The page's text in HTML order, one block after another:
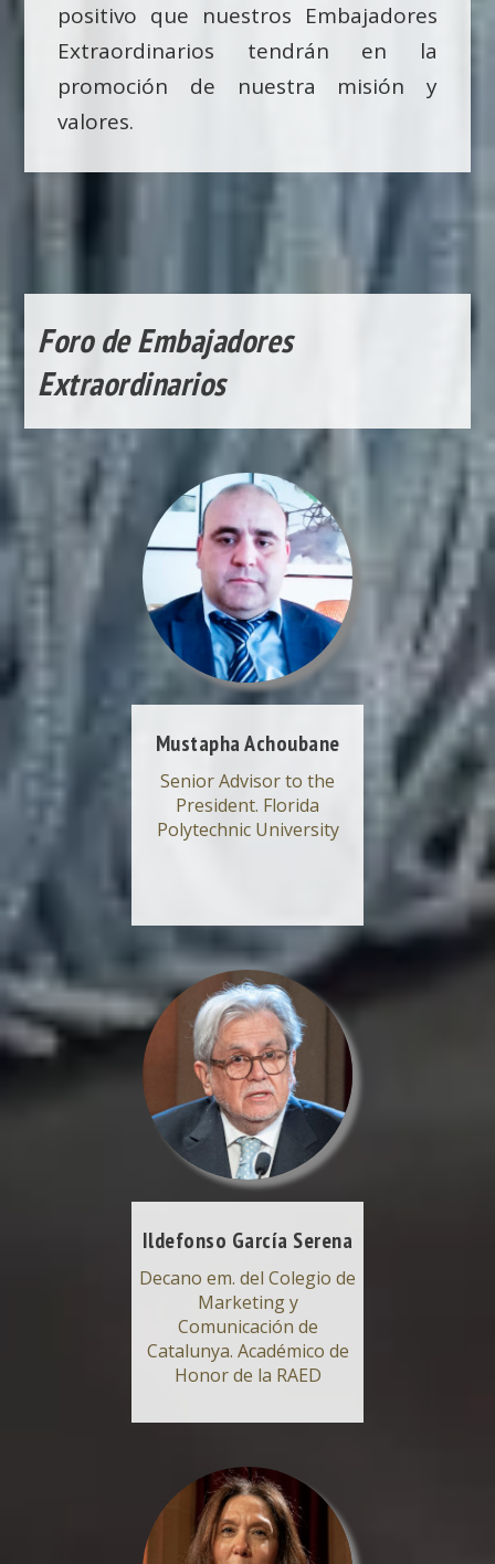
positivo que nuestros Embajadores
Extraordinarios tendrán en la
promoción de nuestra misión y
valores.
Foro de Embajadores
Extraordinarios
Mustapha Achoubane
Senior Advisor to the
President. Florida
Polytechnic University
Ildefonso García Serena
Decano em. del Colegio de
Marketing y
Comunicación de
Catalunya. Académico de
Honor de la RAED